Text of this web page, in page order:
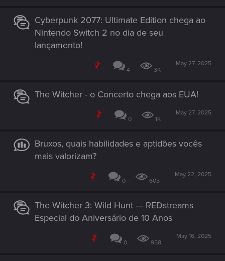
Cyberpunk 2077: Ultimate Edition chega ao
Nintendo Switch 2 no dia de seu
lançamento!
4 3K
May 27, 2025
The Witcher - o Concerto chega aos EUA!
0 1K
May 27, 2025
Bruxos, quais habilidades e aptidões vocês
mais valorizam?
0 605
May 22, 2025
The Witcher 3: Wild Hunt — REDstreams
Especial do Aniversário de 10 Anos
0 958
May 16, 2025